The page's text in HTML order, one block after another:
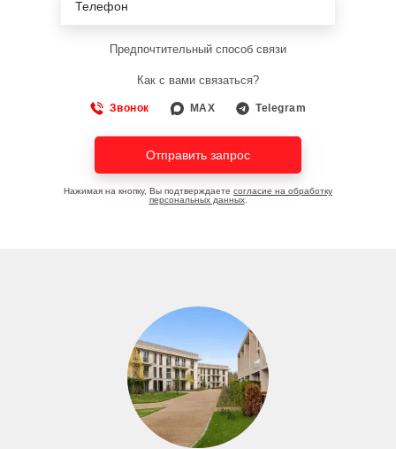
Предпочтительный способ связи
Как с вами связаться?
Звонок MAX Telegram
Отправить запрос
Нажимая на кнопку, Вы подтверждаете согласие на обработку
персональных данных.